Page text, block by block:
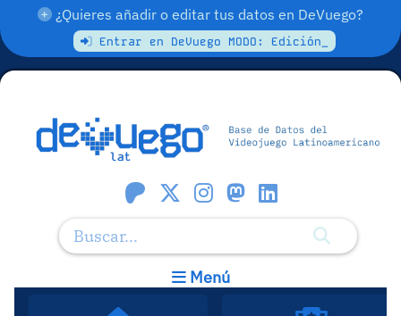
¿Quieres añadir o editar tus datos en DeVuego?
Entrar en DeVuego MODO: Edición_
Menú